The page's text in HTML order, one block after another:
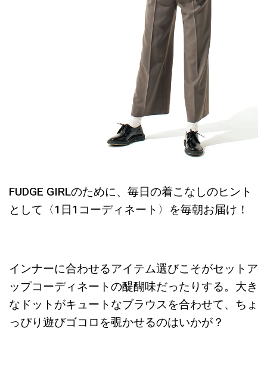
FUDGE GIRLのために、毎日の着こなしのヒント
として〈1日1コーディネート〉を毎朝お届け！
インナーに合わせるアイテム選びこそがセットア
ップコーディネートの醍醐味だったりする。大き
なドットがキュートなブラウスを合わせて、ちょ
っぴり遊びゴコロを覗かせるのはいかが？